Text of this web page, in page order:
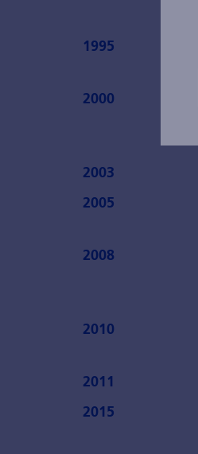
1995
2000
2003
2005
2008
2010
2011
2015